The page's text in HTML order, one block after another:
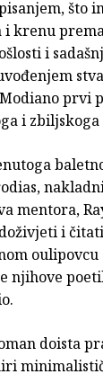
što
i krenu
i
prvi
i zbiljskoga
mentora,
i
oulipovcu
njihove
doista